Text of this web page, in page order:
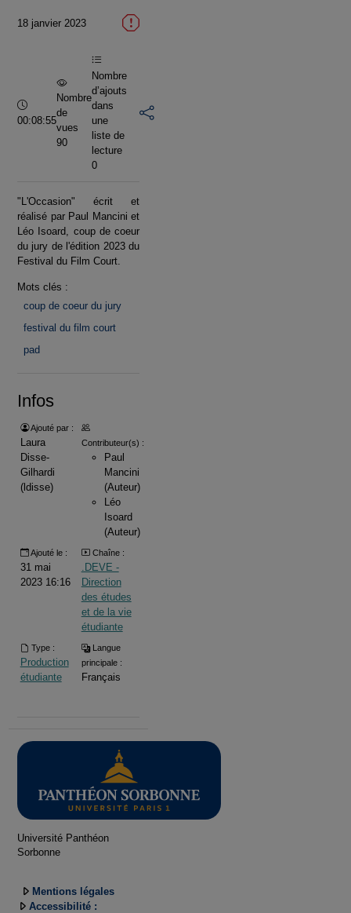
la
vidéo
18 janvier 2023
Durée :
00:08:55
Nombre
de
vues
90
Nombre
d’ajouts
dans
une
liste de
lecture
0
"L'Occasion" écrit et
réalisé par Paul Mancini et
Léo Isoard, coup de coeur
du jury de l'édition 2023 du
Festival du Film Court.
Mots clés :
coup de coeur du jury
festival du film court
pad
Infos
Ajouté par :
Laura
Disse-
Gilhardi
(ldisse)
Contributeur(s) :
Paul
Mancini
(Auteur)
Léo
Isoard
(Auteur)
Ajouté le :
31 mai
2023 16:16
Chaîne :
.DEVE -
Direction
des études
et de la vie
étudiante
Type :
Production
étudiante
Langue
principale :
Français
Université Panthéon
Sorbonne
Mentions légales
Accessibilité :